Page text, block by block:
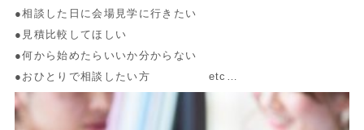
●相談した日に会場見学に行きたい
●見積比較してほしい
●何から始めたらいいか分からない
●おひとりで相談したい方 etc…